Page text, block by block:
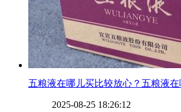
五粮液在哪儿买比较放心？五粮液
2025-08-25 18:26:12